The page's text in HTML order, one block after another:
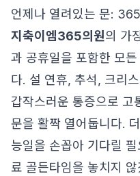
언제나 열려있는 문:
지축이엠365의원의 가
과 공휴일을 포함한 모
다. 설 연휴, 추석, 크리
갑작스러운 통증으로 고
문을 활짝 열어둡니다.
능일을 손꼽아 기다릴
료 골든타임을 놓치지